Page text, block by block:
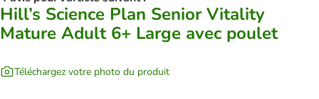
Hill’s Science Plan Senior Vitality
Mature Adult 6+ Large avec poulet
Téléchargez votre photo du produit